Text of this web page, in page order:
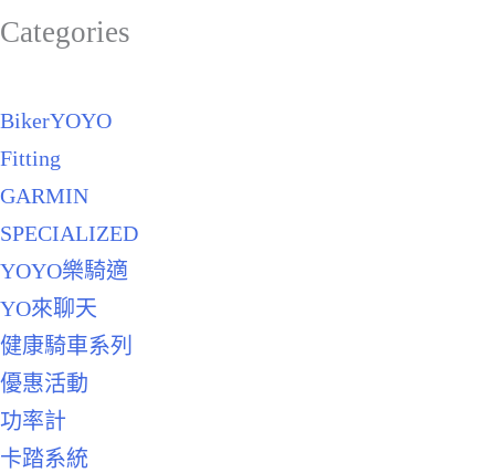
Categories
BikerYOYO
Fitting
GARMIN
SPECIALIZED
YOYO樂騎適
YO來聊天
健康騎車系列
優惠活動
功率計
卡踏系統